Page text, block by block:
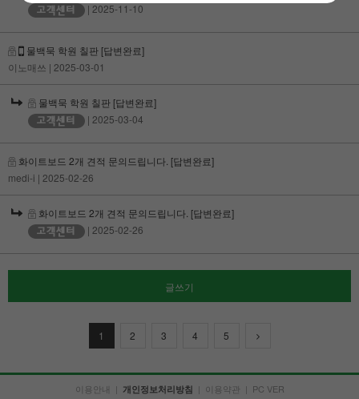
| 2025-11-10
물백묵 학원 칠판 [답변완료]
이노매쓰 | 2025-03-01
물백묵 학원 칠판 [답변완료]
| 2025-03-04
화이트보드 2개 견적 문의드립니다. [답변완료]
medi-i | 2025-02-26
화이트보드 2개 견적 문의드립니다. [답변완료]
| 2025-02-26
글쓰기
1 2 3 4 5
이용안내 | 개인정보처리방침 | 이용약관 | PC VER